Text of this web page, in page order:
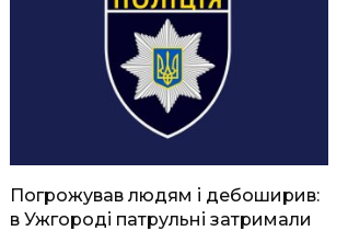
Погрожував людям і дебоширив:
в Ужгороді патрульні затримали